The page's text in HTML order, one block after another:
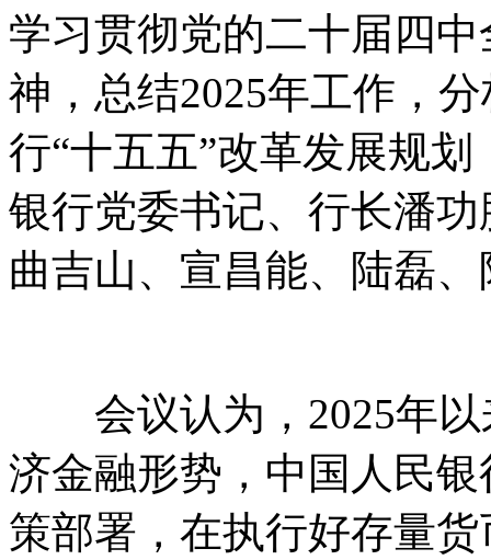
学习贯彻党的二十届四
神，总结2025年工作，
行“十五五”改革发展规
银行党委书记、行长潘
曲吉山、宣昌能、陆磊
会议认为，2025年以
济金融形势，中国人民
策部署，在执行好存量